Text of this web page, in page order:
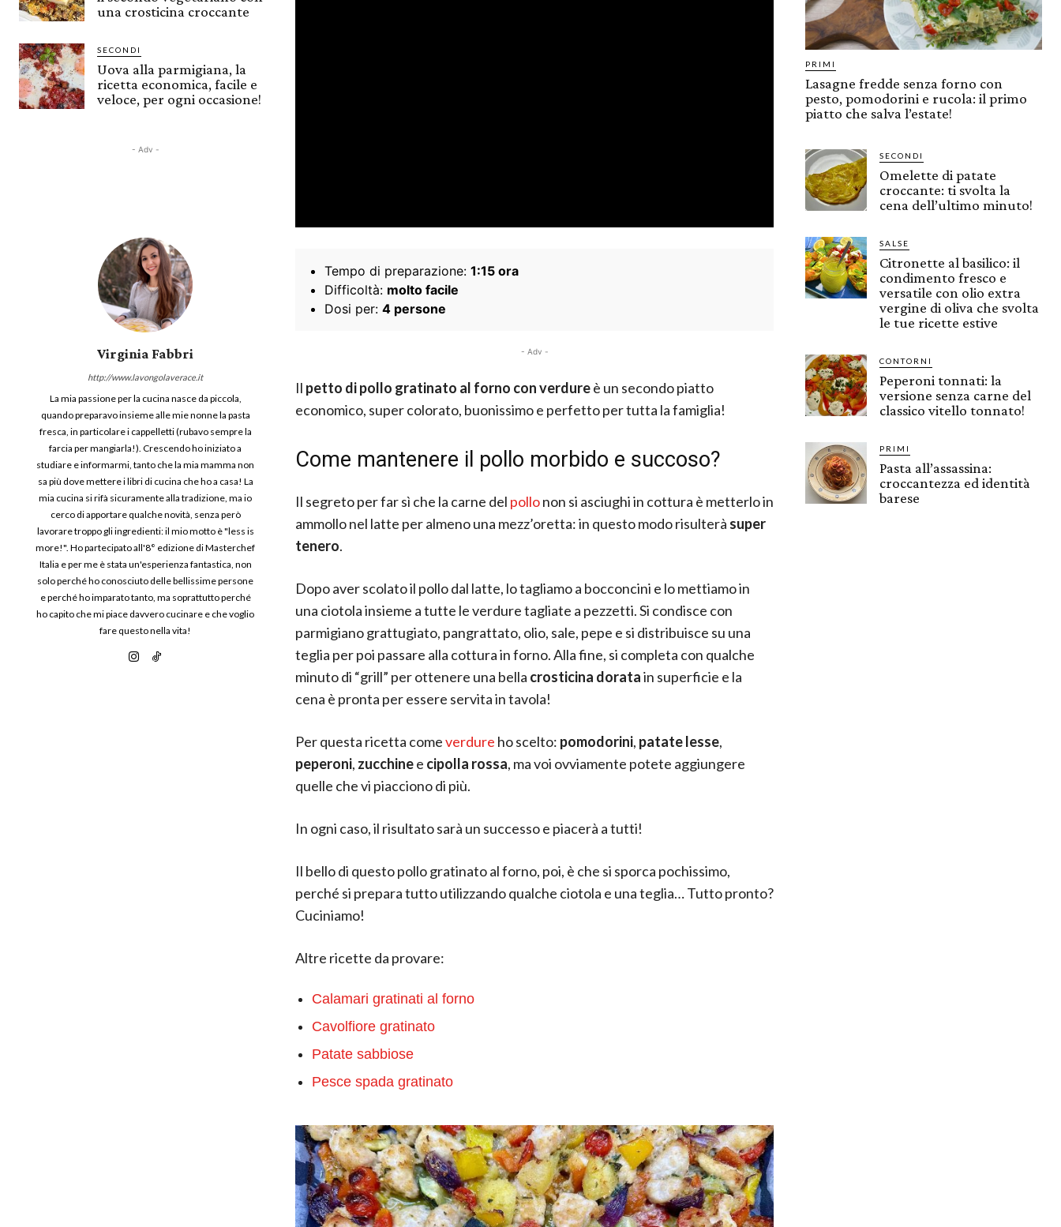
una crosticina croccante
SECONDI
Uova alla parmigiana, la
ricetta economica, facile e
veloce, per ogni occasione!
- Adv -
Virginia Fabbri
http://www.lavongolaverace.it
La mia passione per la cucina nasce da piccola,
quando preparavo insieme alle mie nonne la pasta
fresca, in particolare i cappelletti (rubavo sempre la
farcia per mangiarla!). Crescendo ho iniziato a
studiare e informarmi, tanto che la mia mamma non
sa più dove mettere i libri di cucina che ho a casa! La
mia cucina si rifà sicuramente alla tradizione, ma io
cerco di apportare qualche novità, senza però
lavorare troppo gli ingredienti: il mio motto è "less is
more!". Ho partecipato all'8° edizione di Masterchef
Italia e per me è stata un'esperienza fantastica, non
solo perché ho conosciuto delle bellissime persone
e perché ho imparato tanto, ma soprattutto perché
ho capito che mi piace davvero cucinare e che voglio
fare questo nella vita!
Tempo di preparazione: 1:15 ora
Difficoltà: molto facile
Dosi per: 4 persone
- Adv -
Il petto di pollo gratinato al forno con verdureè un secondo piatto
economico, super colorato, buonissimo e perfetto per tutta la famiglia!
Come mantenere il pollo morbido e succoso?
Il segreto per far sì che la carne del pollonon si asciughi in cottura è metterlo in
ammollo nel latte per almeno una mezz’oretta: in questo modo risulterà super
tenero.
Dopo aver scolato il pollo dal latte, lo tagliamo a bocconcini e lo mettiamo in
una ciotola insieme a tutte le verdure tagliate a pezzetti. Si condisce con
parmigiano grattugiato, pangrattato, olio, sale, pepe e si distribuisce su una
teglia per poi passare alla cottura in forno. Alla fine, si completa con qualche
minuto di “grill” per ottenere una bella crosticina doratain superficie e la
cena è pronta per essere servita in tavola!
Per questa ricetta comeverdure ho scelto: pomodorini, patate lesse,
peperoni, zucchinee cipolla rossa, ma voi ovviamente potete aggiungere
quelle che vi piacciono di più.
In ogni caso, il risultato sarà un successo e piacerà a tutti!
Il bello di questo pollo gratinato al forno, poi, è che si sporca pochissimo,
perché si prepara tutto utilizzando qualche ciotola e una teglia… Tutto pronto?
Cuciniamo!
Altre ricette da provare:
Calamari gratinati al forno
Cavolfiore gratinato
Patate sabbiose
Pesce spada gratinato
PRIMI
Lasagne fredde senza forno con
pesto, pomodorini e rucola: il primo
piatto che salva l’estate!
SECONDI
Omelette di patate
croccante: ti svolta la
cena dell’ultimo minuto!
SALSE
Citronette al basilico: il
condimento fresco e
versatile con olio extra
vergine di oliva che svolta
le tue ricette estive
CONTORNI
Peperoni tonnati: la
versione senza carne del
classico vitello tonnato!
PRIMI
Pasta all’assassina:
croccantezza ed identità
barese